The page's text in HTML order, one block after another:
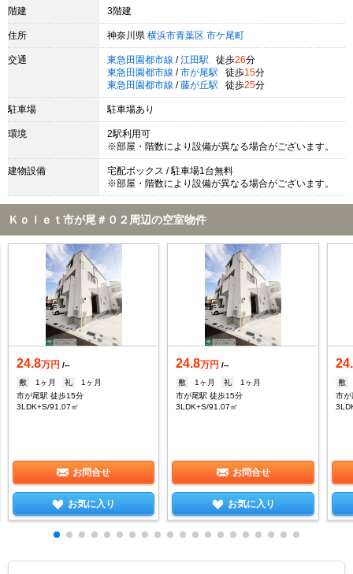
階建 3階建
住所 神奈川県 横浜市青葉区 市ケ尾町
交通 東急田園都市線 / 江田駅 徒歩26分
東急田園都市線 / 市が尾駅 徒歩15分
東急田園都市線 / 藤が丘駅 徒歩25分
駐車場 駐車場あり
環境
2駅利用可
※部屋・階数により設備が異なる場合がございます。
建物設備
宅配ボックス / 駐車場1台無料
※部屋・階数により設備が異なる場合がございます。
Ｋｏｌｅｔ市が尾＃０２周辺の空室物件
24.8万円 /--
敷
1ヶ月 礼
1ヶ月
市が尾駅 徒歩15分
3LDK+S/91.07㎡
お問合せ
お気に入り
24.8万円 /--
敷
1ヶ月 礼
1ヶ月
市が尾駅 徒歩15分
3LDK+S/91.07㎡
お問合せ
お気に入り
敷
市